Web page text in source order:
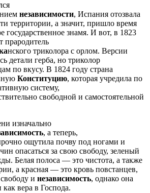
независимости, Испания отозвала
территории, а значит, пришло время
государственное знамя. И вот, в 1823
прародитель
нского триколора с орлом. Версии
детали герба, но триколор
по вкусу. В 1824 году страна
Конституцию, которая учредила по
систему,
свободной и самостоятельной
изначально
, а теперь,
ощутила почву под ногами и
опасаться за свою свободу, зеленый
Белая полоса — это чистота, а также
а красная — это кровь повстанцев,
и независимость, однако она
как вера в Господа.